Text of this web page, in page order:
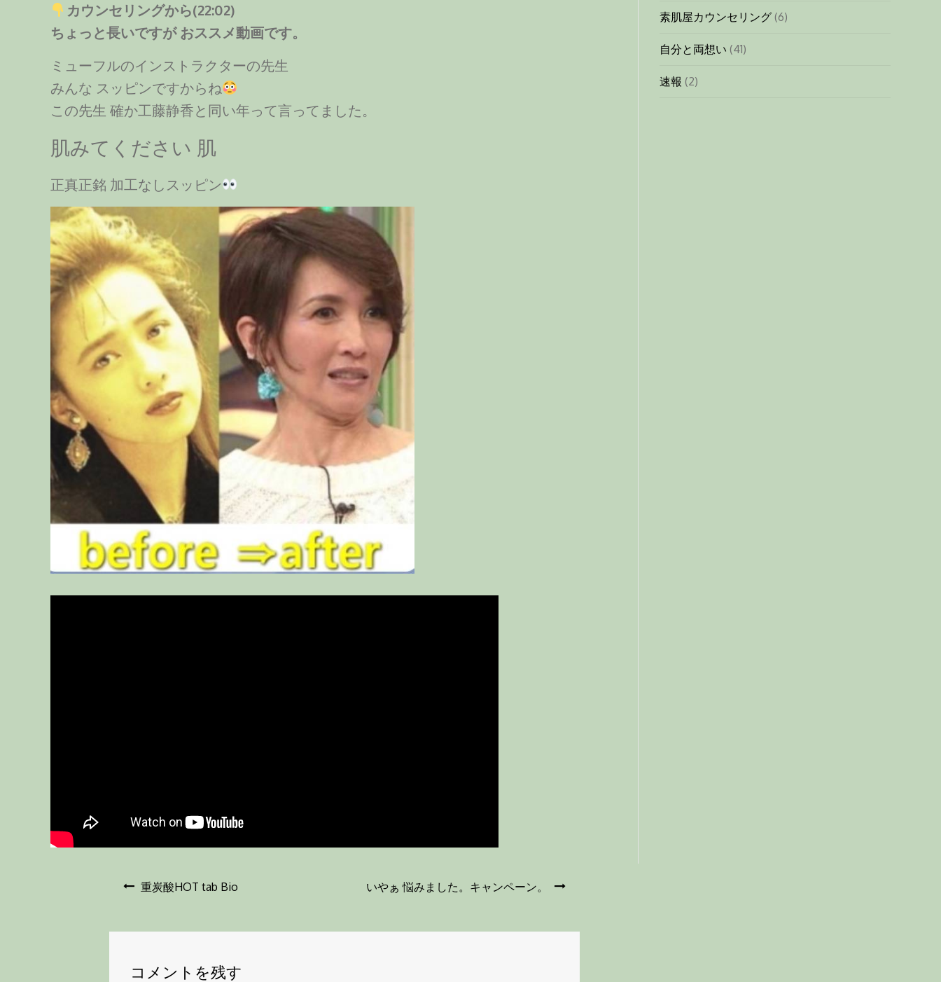
カウンセリングから(22:02)
ちょっと長いですが おススメ動画です。
ミューフルのインストラクターの先生
みんな スッピンですからね
この先生 確か工藤静香と同い年って言ってました。
肌みてください 肌
正真正銘 加工なしスッピン
投
稿
ナ
重炭酸HOT tab Bio いやぁ 悩みました。キャンペーン。
コメントを残す
素肌屋カウンセリング (6)
自分と両想い (41)
速報 (2)